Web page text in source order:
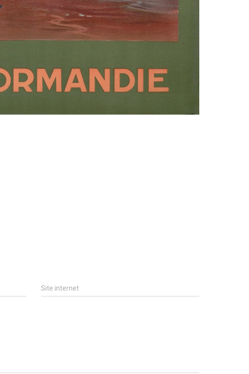
Site internet